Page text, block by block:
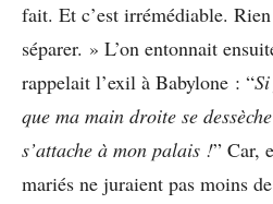
fait. Et c’est irrémédiable.
séparer. » L’on entonnait
rappelait l’exil à Babylone : “
que ma main droite se
s’attache à mon palais !” Car,
mariés ne juraient pas moins